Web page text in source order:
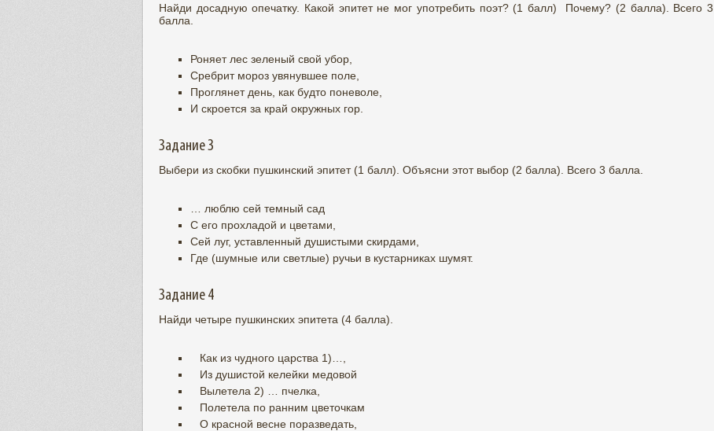
Найди досадную опечатку. Какой эпитет не мог употребить поэт? (1 балл) Почему? (2 балла). Всего 3
балла.
Роняет лес зеленый свой убор,
Сребрит мороз увянувшее поле,
Проглянет день, как будто поневоле,
И скроется за край окружных гор.
Задание 3
Выбери из скобки пушкинский эпитет (1 балл). Объясни этот выбор (2 балла). Всего 3 балла.
… люблю сей темный сад
С его прохладой и цветами,
Сей луг, уставленный душистыми скирдами,
Где (шумные или светлые) ручьи в кустарниках шумят.
Задание 4
Найди четыре пушкинских эпитета (4 балла).
Как из чудного царства 1)…,
Из душистой келейки медовой
Вылетела 2) … пчелка,
Полетела по ранним цветочкам
О красной весне поразведать,